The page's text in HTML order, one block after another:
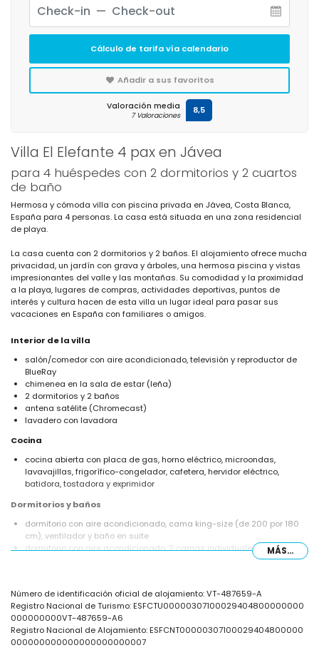
Villa El Elefante 4 pax en Jávea
para 4 huéspedes con 2 dormitorios y 2 cuartos
de baño
Hermosa y cómoda villa con piscina privada en Jávea, Costa Blanca,
España para 4 personas. La casa está situada en una zona residencial
de playa.
La casa cuenta con 2 dormitorios y 2 baños. El alojamiento ofrece mucha
privacidad, un jardín con grava y árboles, una hermosa piscina y vistas
impresionantes del valle y las montañas. Su comodidad y la proximidad
a la playa, lugares de compras, actividades deportivas, puntos de
interés y cultura hacen de esta villa un lugar ideal para pasar sus
vacaciones en España con familiares o amigos.
Interior de la villa
salón/comedor con aire acondicionado, televisión y reproductor de
BlueRay
chimenea en la sala de estar (leña)
2 dormitorios y 2 baños
antena satélite (Chromecast)
lavadero con lavadora
Cocina
cocina abierta con placa de gas, horno eléctrico, microondas,
lavavajillas, frigorífico-congelador, cafetera, hervidor eléctrico,
batidora, tostadora y exprimidor
Dormitorios y baños
dormitorio con aire acondicionado, cama king-size (de 200 por 180
cm), ventilador y baño en suite
dormitorio con aire acondicionado, 2 camas individuales y ventilador
baño en suite con lavabo individual, combinación de bañera/ducha y
Exterior de la villa
terreno grande y vallado
piscina privada de 9m x 4m y 2m de profundidad
jardín con grava, árboles y muebles de jardín con tumbonas
MÁS...
Número de identificación oficial de alojamiento: VT-487659-A
Registro Nacional de Turismo: ESFCTU00000307100029404800000000
000000000VT-487659-A6
Registro Nacional de Alojamiento: ESFCNT00000307100029404800000
000000000000000000000007
Cálculo de tarifa vía calendario
Añadir a sus favoritos
Valoración media
7 Valoraciones 8,5